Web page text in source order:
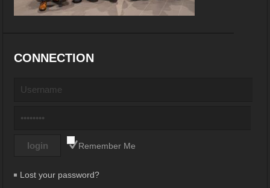
CONNECTION
Remember Me
Lost your password?